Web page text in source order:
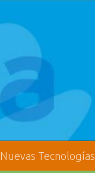
Nuevas Tecnologías